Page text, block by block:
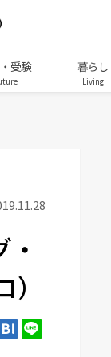
受験 暮らし
Living